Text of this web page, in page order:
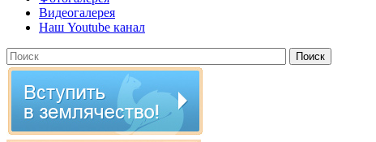
Видеогалерея
Наш Youtube канал